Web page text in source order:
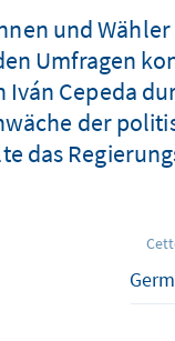
und
Umfragen
Cepeda
der
das